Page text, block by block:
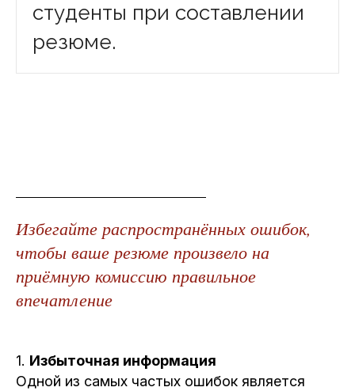
студенты при составлении
резюме.
Избегайте распространённых ошибок,
чтобы ваше резюме произвело на
приёмную комиссию правильное
впечатление
1. Избыточная информация
Одной из самых частых ошибок является